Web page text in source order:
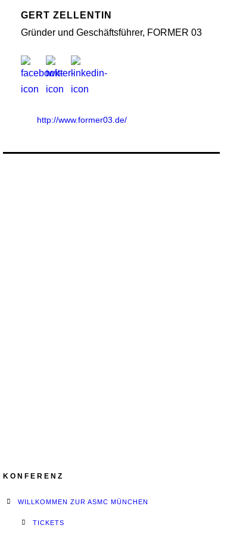
GERT ZELLENTIN
Gründer und Geschäftsführer, FORMER 03
http://www.former03.de/
KONFERENZ
WILLKOMMEN ZUR ASMC MÜNCHEN
TICKETS